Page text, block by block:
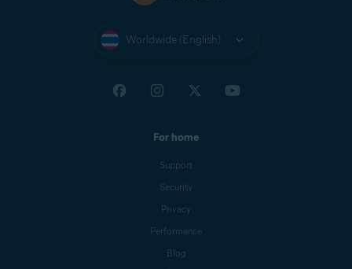
Worldwide (English)
For home
Support
Security
Privacy
Performance
Blog